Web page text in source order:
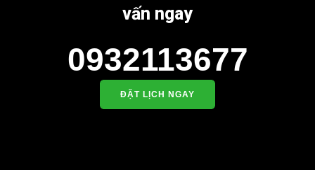
vấn ngay
0932113677
ĐẶT LỊCH NGAY